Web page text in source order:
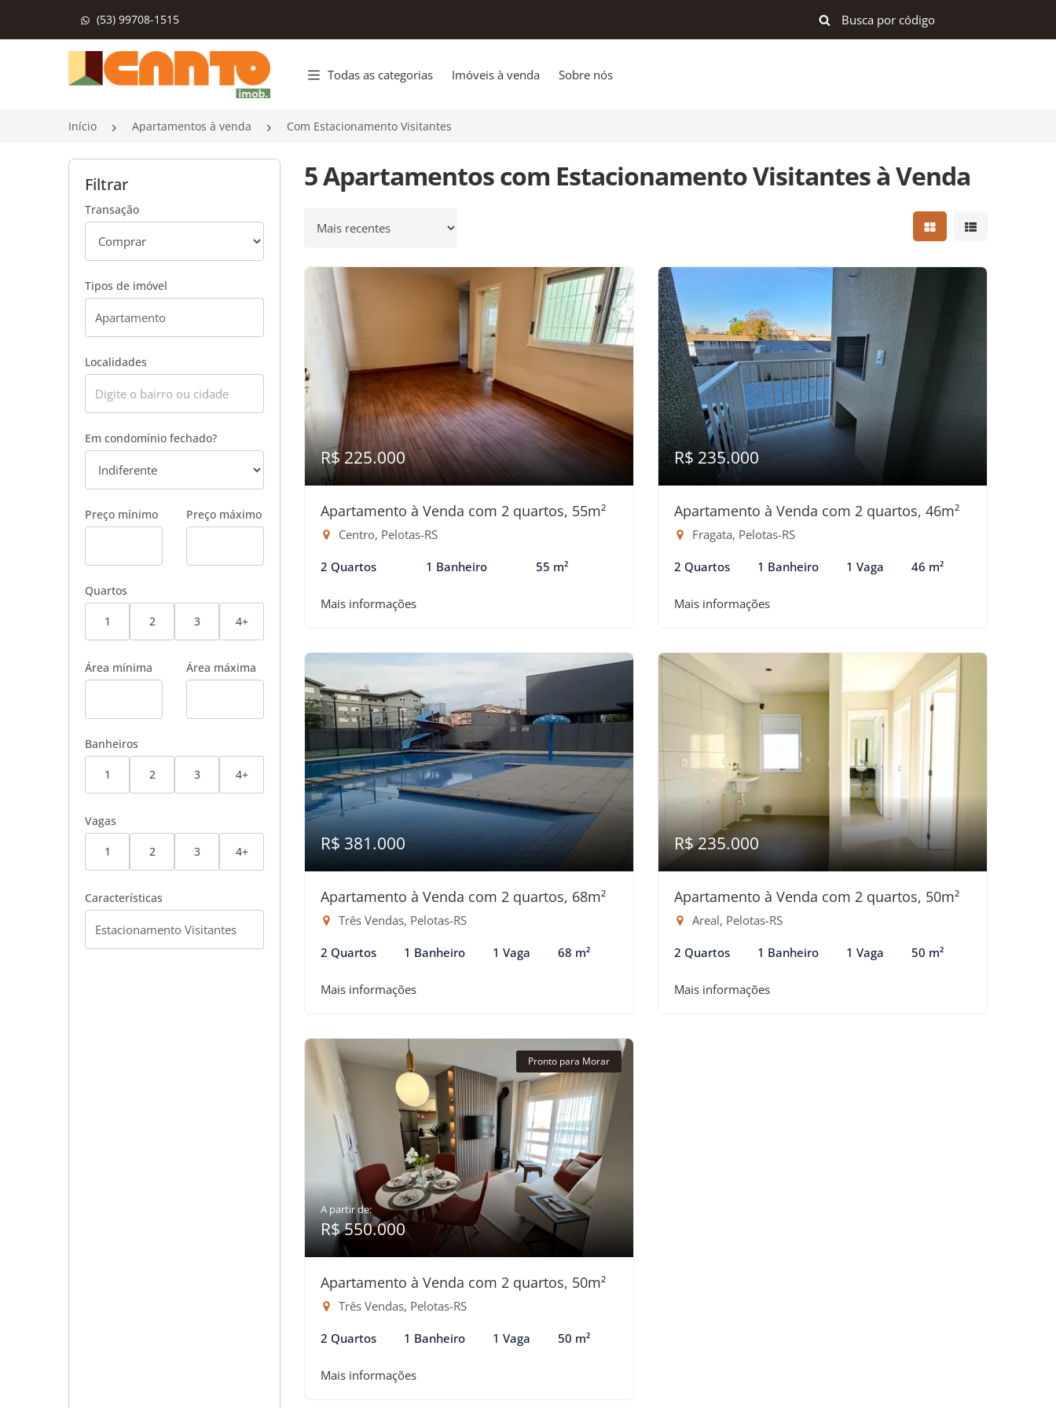
(53) 99708-1515
Página inicial
Todas as categorias Imóveis à venda Sobre nós
Início Apartamentos à venda Com Estacionamento Visitantes
Filtrar
Transação
Tipos de imóvel
Localidades
Em condomínio fechado?
Preço mínimo Preço máximo
Quartos
1 2 3 4+
Área mínima Área máxima
Banheiros
1 2 3 4+
Vagas
1 2 3 4+
Características
5 Apartamentos com Estacionamento Visitantes à Venda
Ordenar por Mostrar resultados
Mostrar
R$ 225.000
Apartamento à Venda com 2 quartos, 55m²
Centro, Pelotas-RS
2 Quartos 1 Banheiro 55 m²
Mais informações
R$ 235.000
Apartamento à Venda com 2 quartos, 46m²
Fragata, Pelotas-RS
2 Quartos 1 Banheiro 1 Vaga 46 m²
Mais informações
R$ 381.000
Apartamento à Venda com 2 quartos, 68m²
Três Vendas, Pelotas-RS
2 Quartos 1 Banheiro 1 Vaga 68 m²
Mais informações
R$ 235.000
Apartamento à Venda com 2 quartos, 50m²
Areal, Pelotas-RS
2 Quartos 1 Banheiro 1 Vaga 50 m²
Mais informações
Pronto para Morar
A partir de:
R$ 550.000
Apartamento à Venda com 2 quartos, 50m²
Três Vendas, Pelotas-RS
2 Quartos 1 Banheiro 1 Vaga 50 m²
Mais informações